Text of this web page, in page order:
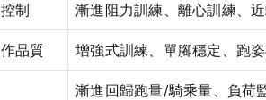
制 漸進阻力訓練、離心訓練、
品質 增強式訓練、單腳穩定、跑
漸進回歸跑量/騎乘量、負荷